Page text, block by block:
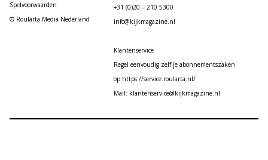
Spelvoorwaarden
© Roularta Media Nederland
+31 (0)20 – 210 5300
info@kijkmagazine.nl
Klantenservice
Regel eenvoudig zelf je abonnementszaken
op https://service.roularta.nl/
Mail: klantenservice@kijkmagazine.nl